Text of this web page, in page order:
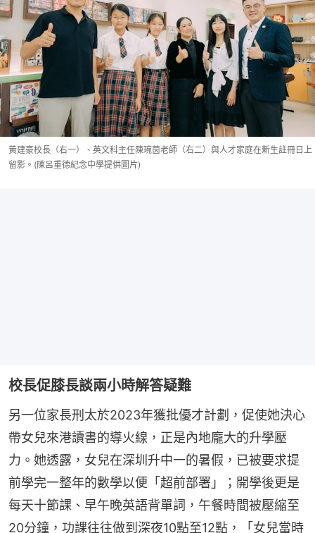
黃建豪校長（右一）、英文科主任陳琬茵老師（右二）與人才家庭在新生註冊日上
留影。(陳呂重德紀念中學提供圖片)
校長促膝長談兩小時解答疑難
另一位家長刑太於2023年獲批優才計劃，促使她決心
帶女兒來港讀書的導火線，正是內地龐大的升學壓
力。她透露，女兒在深圳升中一的暑假，已被要求提
前學完一整年的數學以便「超前部署」；開學後更是
每天十節課、早午晚英語背單詞，午餐時間被壓縮至
20分鐘，功課往往做到深夜10點至12點，「女兒當時